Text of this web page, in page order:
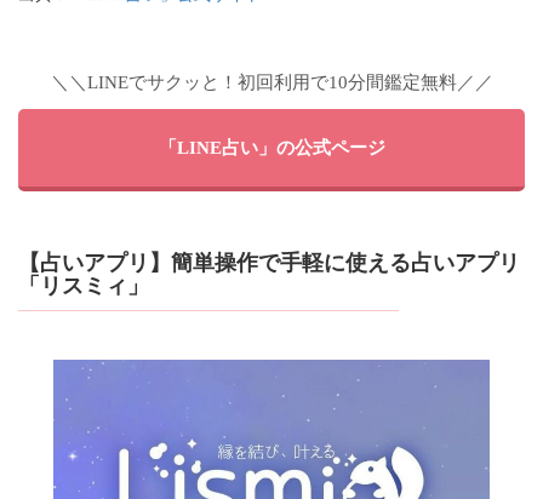
＼＼LINEでサクッと！初回利用で10分間鑑定無料／／
「LINE占い」の公式ページ
【占いアプリ】簡単操作で手軽に使える占いアプリ
「リスミィ」